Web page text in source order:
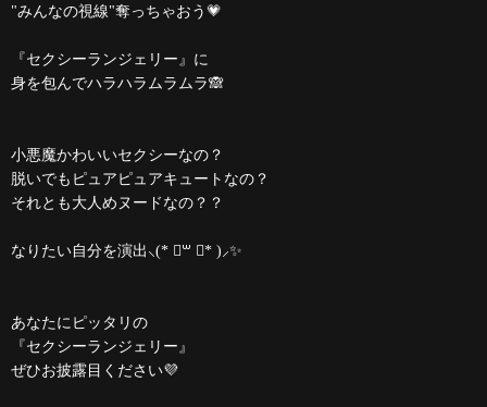
"みんなの視線"奪っちゃおう💗
『セクシーランジェリー』に
身を包んでハラハラムラムラ🙈
小悪魔かわいいセクシーなの？
脱いでもピュアピュアキュートなの？
それとも大人めヌードなの？？
なりたい自分を演出⸜(* ॑꒳ ॑* )⸝✨
あなたにピッタリの
『セクシーランジェリー』
ぜひお披露目ください💜